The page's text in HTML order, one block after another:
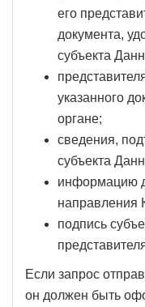
его
документа,
субъекта
указанного
органе;
сведения,
субъекта
информацию
направления
подпись
Если запрос
он должен быть